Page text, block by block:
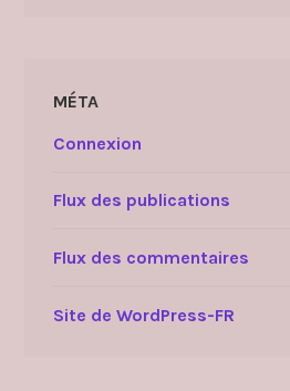
MÉTA
Connexion
Flux des publications
Flux des commentaires
Site de WordPress-FR